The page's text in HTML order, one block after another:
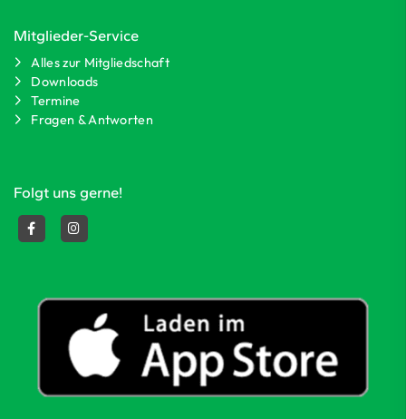
Mitglieder-Service
Alles zur Mitgliedschaft
Downloads
Termine
Fragen & Antworten
Folgt uns gerne!